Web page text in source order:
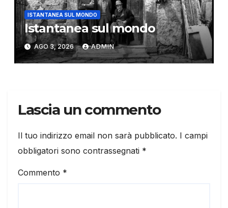
ISTANTANEA SUL MONDO
Istantanea sul mondo
AGO 3, 2026 ADMIN
Lascia un commento
Il tuo indirizzo email non sarà pubblicato. I campi
obbligatori sono contrassegnati *
Commento *